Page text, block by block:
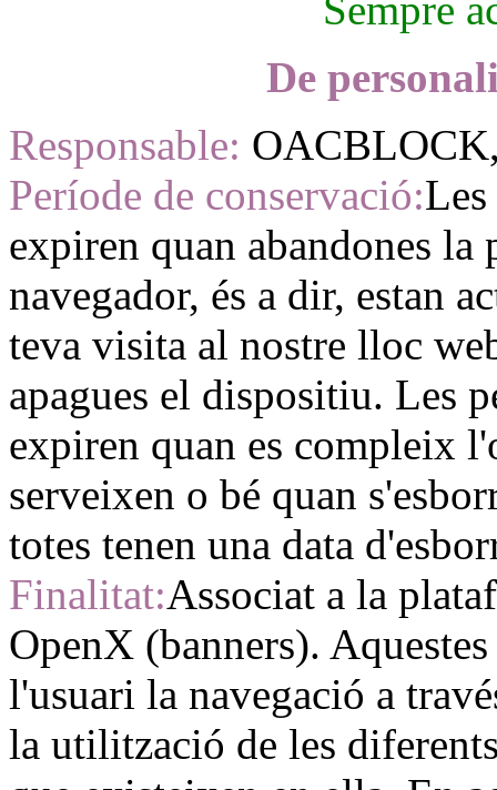
Sempre
De
Responsable:
Període de conservació:Les
expiren quan abandones la
navegador, és a dir, estan
teva visita al nostre lloc
apagues el dispositiu. Les
expiren quan es compleix
serveixen o bé quan
totes tenen una data
Finalitat:Associat a la
OpenX (banners).
l'usuari la navegació a
la utilització de les